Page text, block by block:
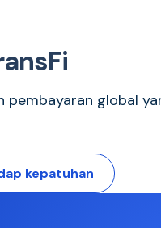
pembayaran global
kepatuhan